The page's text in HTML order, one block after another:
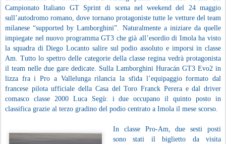
Campionato Italiano GT Sprint di scena nel weekend del 24 maggio
sull’autodromo romano, dove tornano protagoniste tutte le vetture del team
milanese “supported by Lamborghini”. Naturalmente a iniziare da quelle
impiegate nel nuovo programma GT3 che già all’esordio di Imola ha visto
la squadra di Diego Locanto salire sul podio assoluto e imporsi in classe
Am. Tutto lo spettro delle categorie della classe regina vedrà protagonista
il team nelle due gare dedicate. Sulla Lamborghini Huracán GT3 Evo2 in
lizza fra i Pro a Vallelunga rilancia la sfida l’equipaggio formato dal
francese pilota ufficiale della Casa del Toro Franck Perera e dal driver
comasco classe 2000 Luca Segù: i due occupano il quinto posto in
classifica grazie al terzo gradino del podio centrato a Imola il mese scorso.
In classe Pro-Am, due sesti posti
sono stati il biglietto da visita